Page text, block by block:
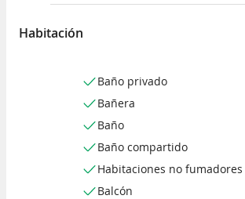
Habitación
Baño privado
Bañera
Baño
Baño compartido
Habitaciones no fumadores
Balcón